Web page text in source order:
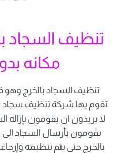
تنظيف السجاد
مكانه
تنظيف السجاد بالخرج وهو
تقوم بها شركة تنظيف سجاد
لا يريدون ان يقومون بإزالة
يقومون بأرسال السجاد
بالخرج حتى يتم تنظيفه